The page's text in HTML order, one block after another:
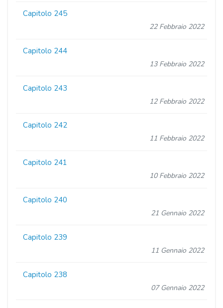
Capitolo 245
22 Febbraio 2022
Capitolo 244
13 Febbraio 2022
Capitolo 243
12 Febbraio 2022
Capitolo 242
11 Febbraio 2022
Capitolo 241
10 Febbraio 2022
Capitolo 240
21 Gennaio 2022
Capitolo 239
11 Gennaio 2022
Capitolo 238
07 Gennaio 2022